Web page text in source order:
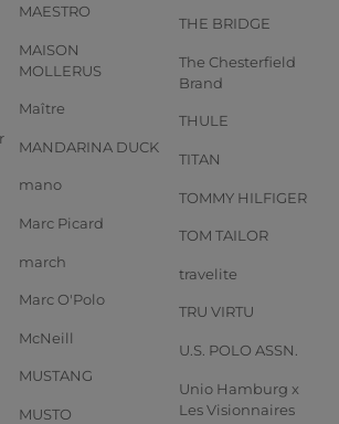
MAESTRO
MAISON
MOLLERUS
Maître
MANDARINA DUCK
mano
Marc Picard
march
Marc O'Polo
McNeill
MUSTANG
MUSTO
THE BRIDGE
The Chesterfield
Brand
THULE
TITAN
TOMMY HILFIGER
TOM TAILOR
travelite
TRU VIRTU
U.S. POLO ASSN.
Unio Hamburg x
Les Visionnaires